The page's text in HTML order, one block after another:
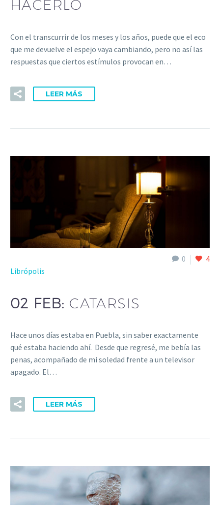
HACERLO
Con el transcurrir de los meses y los años, puede que el eco
que me devuelve el espejo vaya cambiando, pero no así las
respuestas que ciertos estímulos provocan en…
LEER MÁS
0
4
Librópolis
02 FEB: CATARSIS
Hace unos días estaba en Puebla, sin saber exactamente
qué estaba haciendo ahí. Desde que regresé, me bebía las
penas, acompañado de mi soledad frente a un televisor
apagado. El…
LEER MÁS